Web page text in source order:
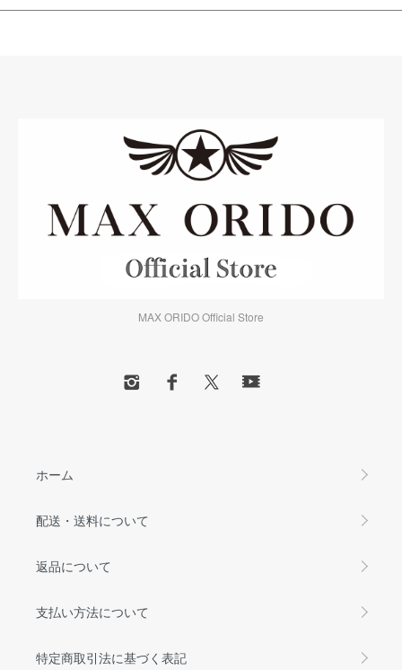
MAX ORIDO Official Store
ホーム
配送・送料について
返品について
支払い方法について
特定商取引法に基づく表記